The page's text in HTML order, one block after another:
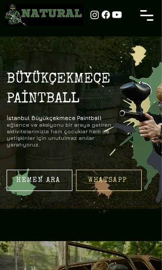
BÜYÜKÇEKMECE
PAİNTBALL
İstanbul Büyükçekmece Paintball
eğlence ve aksiyonu bir araya getiren
aktivitelerimizle hem çocuklar hem de
yetişkinler için unutulmaz anılar
yaratıyoruz.
HEMEN ARA WHATSAPP